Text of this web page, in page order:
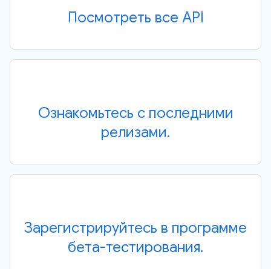
Посмотреть все API
Ознакомьтесь с последними
релизами.
Зарегистрируйтесь в программе
бета-тестирования.